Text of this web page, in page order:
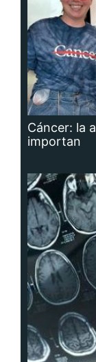
Cáncer: la
importan